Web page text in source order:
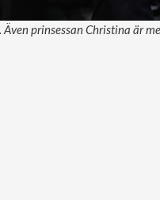
prinsessan Christina är